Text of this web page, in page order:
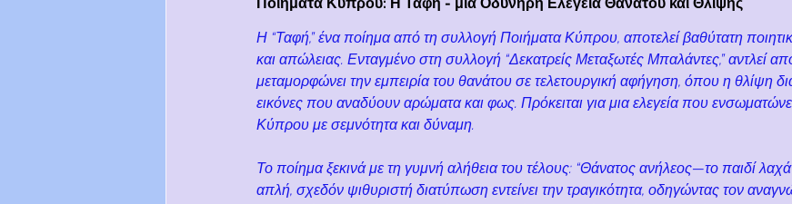
Η “Ταφή,” ένα ποίημα από τη συλλογή Ποιήματα Κύπρου, αποτελεί βαθύτατη
και απώλειας. Ενταγμένο στη συλλογή “Δεκατρείς Μεταξωτές Μπαλάντες,” αντλεί
μεταμορφώνει την εμπειρία του θανάτου σε τελετουργική αφήγηση, όπου η θλίψη
εικόνες που αναδύουν αρώματα και φως. Πρόκειται για μια ελεγεία που
Κύπρου με σεμνότητα και δύναμη.
Το ποίημα ξεκινά με τη γυμνή αλήθεια του τέλους: “Θάνατος ανήλεος—το παιδί
απλή, σχεδόν ψιθυριστή διατύπωση εντείνει την τραγικότητα, οδηγώντας τον